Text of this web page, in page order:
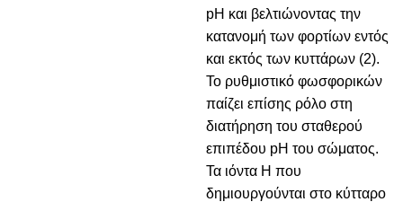
pH και βελτιώνοντας την
κατανομή των φορτίων εντός
και εκτός των κυττάρων (2).
Το ρυθμιστικό φωσφορικών
παίζει επίσης ρόλο στη
διατήρηση του σταθερού
επιπέδου pH του σώματος.
Τα ιόντα Η που
δημιουργούνται στο κύτταρο